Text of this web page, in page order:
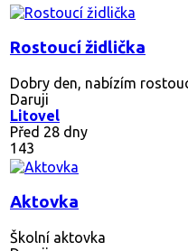
Rostoucí židlička
Dobry den, nabízím
Daruji
Litovel
Před 28 dny
143
Aktovka
Školní aktovka